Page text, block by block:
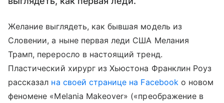
Желание выглядеть, как бывшая модель из
Словении, а ныне первая леди США Мелания
Трамп, переросло в настоящий тренд.
Пластический хирург из Хьюстона Франклин Роуз
рассказал на своей странице на Facebookо новом
феномене «Melania Makeover» («преображение в